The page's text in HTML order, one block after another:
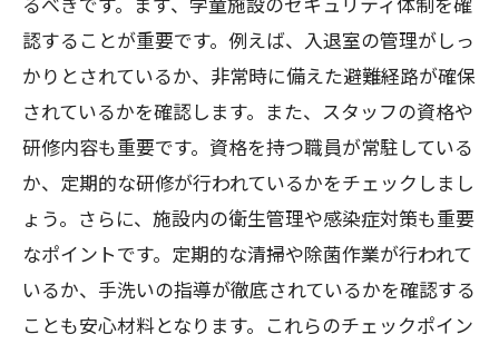
地域社会とのつながりを重視する
学童保育が子供の未来にどう貢献するか
安心して預けられる学童保育府中市での賢い
選び方
信頼できる学童保育の見つけ方
学童保育選びで確認すべきポイント
体験入会で感じる学童の雰囲気
府中市の学童保育での成功事例
認することが重要です。例えば、入退室の管理がしっ
かりとされているか、非常時に備えた避難経路が確保
されているかを確認します。また、スタッフの資格や
研修内容も重要です。資格を持つ職員が常駐している
か、定期的な研修が行われているかをチェックしまし
ょう。さらに、施設内の衛生管理や感染症対策も重要
なポイントです。定期的な清掃や除菌作業が行われて
いるか、手洗いの指導が徹底されているかを確認する
ことも安心材料となります。これらのチェックポイン